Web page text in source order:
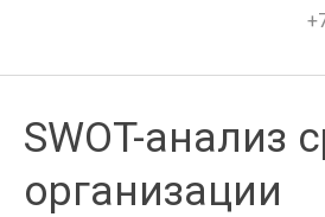
SWOT-анализ
организации